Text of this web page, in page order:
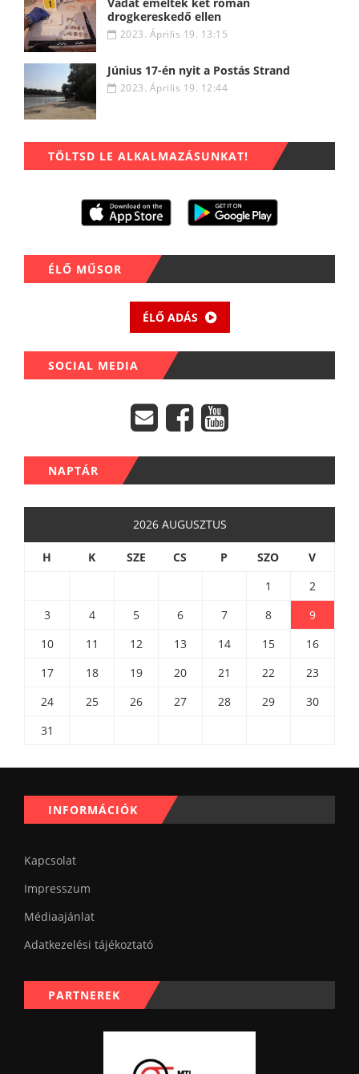
drogkereskedő ellen
2023. Április 19. 13:15
Június 17-én nyit a Postás Strand
2023. Április 19. 12:44
TÖLTSD LE ALKALMAZÁSUNKAT!
ÉLŐ MŰSOR
ÉLŐ ADÁS
SOCIAL MEDIA
NAPTÁR
2026 AUGUSZTUS
H K SZE CS P SZO
V
1
2
3
4 5 6 7 8
9
10
11 12 13 14 15
16
17
18 19 20 21 22
23
24
25 26 27 28 29
30
31
INFORMÁCIÓK
Kapcsolat
Impresszum
Médiaajánlat
Adatkezelési tájékoztató
PARTNEREK